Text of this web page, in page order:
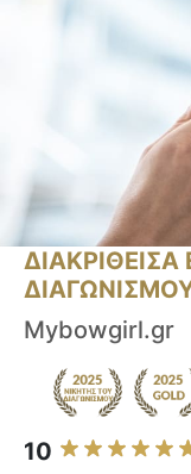
ΔΙΑΚΡΙΘΕΙΣΑ
ΔΙΑΓΩΝΙΣΜΟΥ
Mybowgirl.gr
10